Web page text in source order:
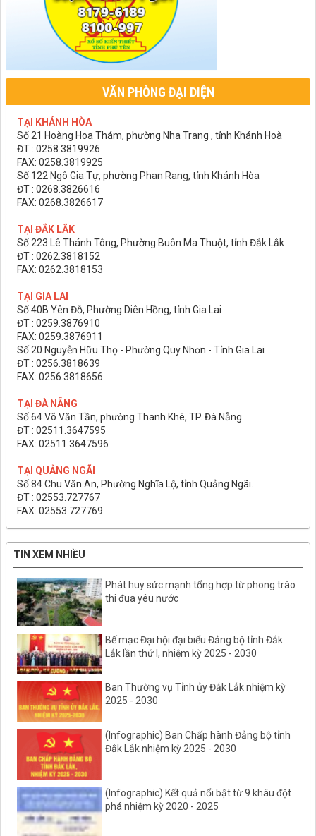
VĂN PHÒNG ĐẠI DIỆN
TẠI KHÁNH HÒA
Số 21 Hoàng Hoa Thám, phường Nha Trang , tỉnh Khánh Hoà
ĐT : 0258.3819926
FAX: 0258.3819925
Số 122 Ngô Gia Tự, phường Phan Rang, tỉnh Khánh Hòa
ĐT : 0268.3826616
FAX: 0268.3826617
TẠI ĐẮK LẮK
Số 223 Lê Thánh Tông, Phường Buôn Ma Thuột, tỉnh Đắk Lắk
ĐT : 0262.3818152
FAX: 0262.3818153
TẠI GIA LAI
Số 40B Yên Đỗ, Phường Diên Hồng, tỉnh Gia Lai
ĐT : 0259.3876910
FAX: 0259.3876911
Số 20 Nguyễn Hữu Thọ - Phường Quy Nhơn - Tỉnh Gia Lai
ĐT : 0256.3818639
FAX: 0256.3818656
TẠI ĐÀ NẴNG
Số 64 Võ Văn Tần, phường Thanh Khê, TP. Đà Nẵng
ĐT : 02511.3647595
FAX: 02511.3647596
TẠI QUẢNG NGÃI
Số 84 Chu Văn An, Phường Nghĩa Lộ, tỉnh Quảng Ngãi.
ĐT : 02553.727767
FAX: 02553.727769
TIN XEM NHIỀU
Phát huy sức mạnh tổng hợp từ phong trào
thi đua yêu nước
Bế mạc Đại hội đại biểu Đảng bộ tỉnh Đắk
Lắk lần thứ I, nhiệm kỳ 2025 - 2030
Ban Thường vụ Tỉnh ủy Đắk Lắk nhiệm kỳ
2025 - 2030
(Infographic) Ban Chấp hành Đảng bộ tỉnh
Đắk Lắk nhiệm kỳ 2025 - 2030
(Infographic) Kết quả nổi bật từ 9 khâu đột
phá nhiệm kỳ 2020 - 2025